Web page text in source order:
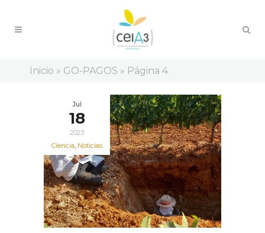
Inicio » GO-PAGOS » Página 4
Jul
18
2023
Ciencia, Noticias